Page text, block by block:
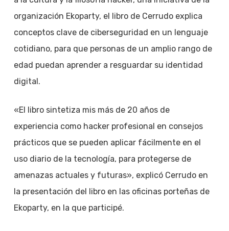
organización Ekoparty, el libro de Cerrudo explica
conceptos clave de ciberseguridad en un lenguaje
cotidiano, para que personas de un amplio rango de
edad puedan aprender a resguardar su identidad
digital.
«El libro sintetiza mis más de 20 años de
experiencia como hacker profesional en consejos
prácticos que se pueden aplicar fácilmente en el
uso diario de la tecnología, para protegerse de
amenazas actuales y futuras», explicó Cerrudo en
la presentación del libro en las oficinas porteñas de
Ekoparty, en la que participé.